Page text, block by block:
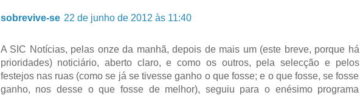
sobrevive-se 22 de junho de 2012 às 11:40
A SIC Notícias, pelas onze da manhã, depois de mais um (este breve, porque há
prioridades) noticiário, aberto claro, e como os outros, pela selecção e pelos
festejos nas ruas (como se já se tivesse ganho o que fosse; e o que fosse, se fosse
ganho, nos desse o que fosse de melhor), seguiu para o enésimo programa